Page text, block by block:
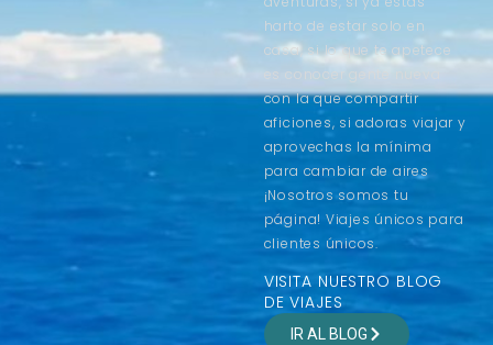
harto de estar solo en
casa, si lo que te apetece
es conocer gente nueva
con la que compartir
aficiones, si adoras viajar y
aprovechas la mínima
para cambiar de aires
¡Nosotros somos tu
página! Viajes únicos para
clientes únicos.
VISITA NUESTRO BLOG
DE VIAJES
IR AL BLOG